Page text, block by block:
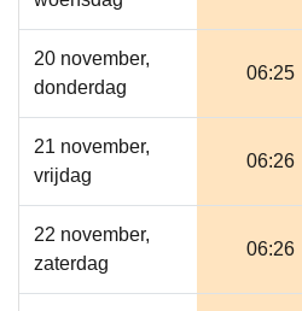
20 november,
donderdag
06:25
21 november,
vrijdag
06:26
22 november,
zaterdag
06:26